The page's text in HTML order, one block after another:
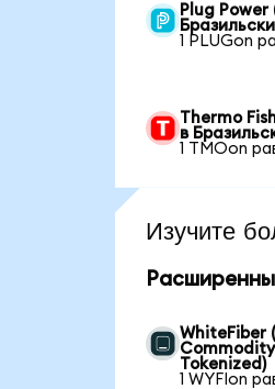
Plug
1 PLUGon
Thermo
в
1 TMOon
Изучите
WhiteFiber
Tokenized)
1 WYFIon